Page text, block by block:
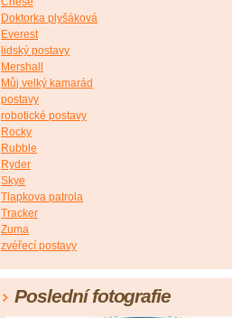
Doktorka plyšáková
Everest
lidský postavy
Mershall
Můj velký kamarád
postavy
robotické postavy
Rocky
Rubble
Ryder
Skye
Tlapkova patrola
Tracker
Zuma
zvéřecí postavy
Poslední fotografie